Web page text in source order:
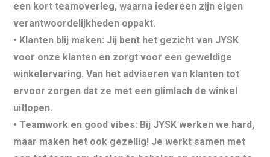
een kort teamoverleg, waarna iedereen zijn eigen
verantwoordelijkheden oppakt.
• Klanten blij maken: Jij bent het gezicht van JYSK
voor onze klanten en zorgt voor een geweldige
winkelervaring. Van het adviseren van klanten tot
ervoor zorgen dat ze met een glimlach de winkel
uitlopen.
•Teamwork en good vibes: Bij JYSK werken we hard,
maar maken het ook gezellig! Je werkt samen met